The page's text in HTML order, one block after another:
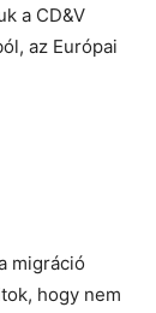
a CD&V
az Európai
migráció
hogy nem